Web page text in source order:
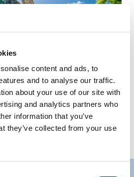
content and ads, to
and to analyse our traffic.
about your use of our site with
and analytics partners who
information that you’ve
they’ve collected from your use
och prospekt
prospekt >